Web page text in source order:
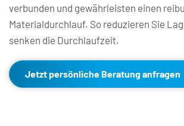
verbunden und gewährleisten einen
Materialdurchlauf. So reduzieren Sie
senken die Durchlaufzeit.
Jetzt persönliche Beratung anfragen